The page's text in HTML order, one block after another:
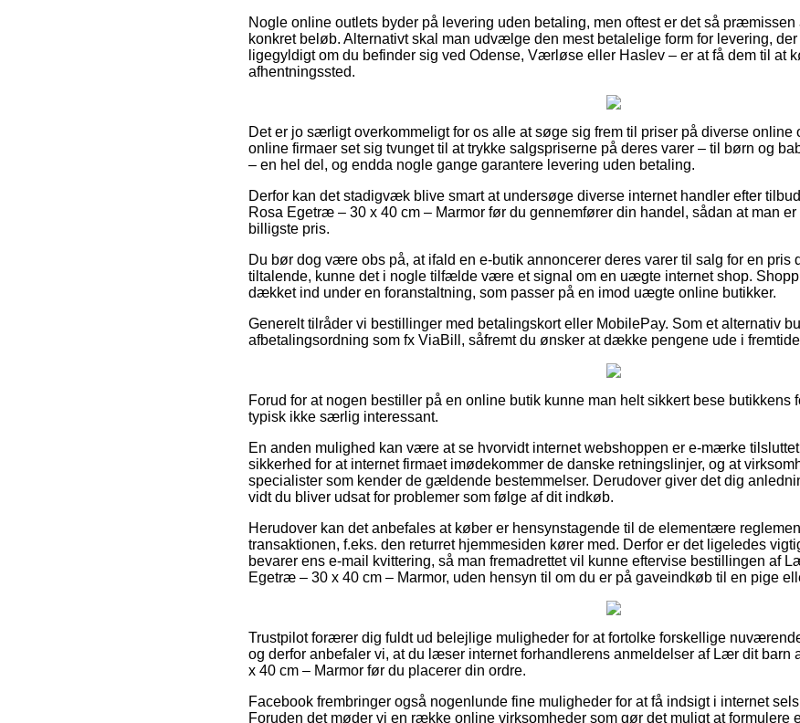
Nogle online outlets byder på levering uden betaling, men oftest er det så præmissen
konkret beløb. Alternativt skal man udvælge den mest betalelige form for levering,
ligegyldigt om du befinder sig ved Odense, Værløse eller Haslev – er at få dem til at
afhentningssted.
Det er jo særligt overkommeligt for os alle at søge sig frem til priser på diverse online
online firmaer set sig tvunget til at trykke salgspriserne på deres varer – til børn og
– en hel del, og endda nogle gange garantere levering uden betaling.
Derfor kan det stadigvæk blive smart at undersøge diverse internet handler efter
Rosa Egetræ – 30 x 40 cm – Marmor før du gennemfører din handel, sådan at man
billigste pris.
Du bør dog være obs på, at ifald en e-butik annoncerer deres varer til salg for en pris
tiltalende, kunne det i nogle tilfælde være et signal om en uægte internet shop.
dækket ind under en foranstaltning, som passer på en imod uægte online butikker.
Generelt tilråder vi bestillinger med betalingskort eller MobilePay. Som et alternativ
afbetalingsordning som fx ViaBill, såfremt du ønsker at dække pengene ude i
Forud for at nogen bestiller på en online butik kunne man helt sikkert bese butikkens
typisk ikke særlig interessant.
En anden mulighed kan være at se hvorvidt internet webshoppen er e-mærke
sikkerhed for at internet firmaet imødekommer de danske retningslinjer, og at
specialister som kender de gældende bestemmelser. Derudover giver det dig
vidt du bliver udsat for problemer som følge af dit indkøb.
Herudover kan det anbefales at køber er hensynstagende til de elementære
transaktionen, f.eks. den returret hjemmesiden kører med. Derfor er det ligeledes
bevarer ens e-mail kvittering, så man fremadrettet vil kunne eftervise bestillingen af
Egetræ – 30 x 40 cm – Marmor, uden hensyn til om du er på gaveindkøb til en pige
Trustpilot forærer dig fuldt ud belejlige muligheder for at fortolke forskellige
og derfor anbefaler vi, at du læser internet forhandlerens anmeldelser af Lær dit
x 40 cm – Marmor før du placerer din ordre.
Facebook frembringer også nogenlunde fine muligheder for at få indsigt i internet
Foruden det møder vi en række online virksomheder som gør det muligt at formulere